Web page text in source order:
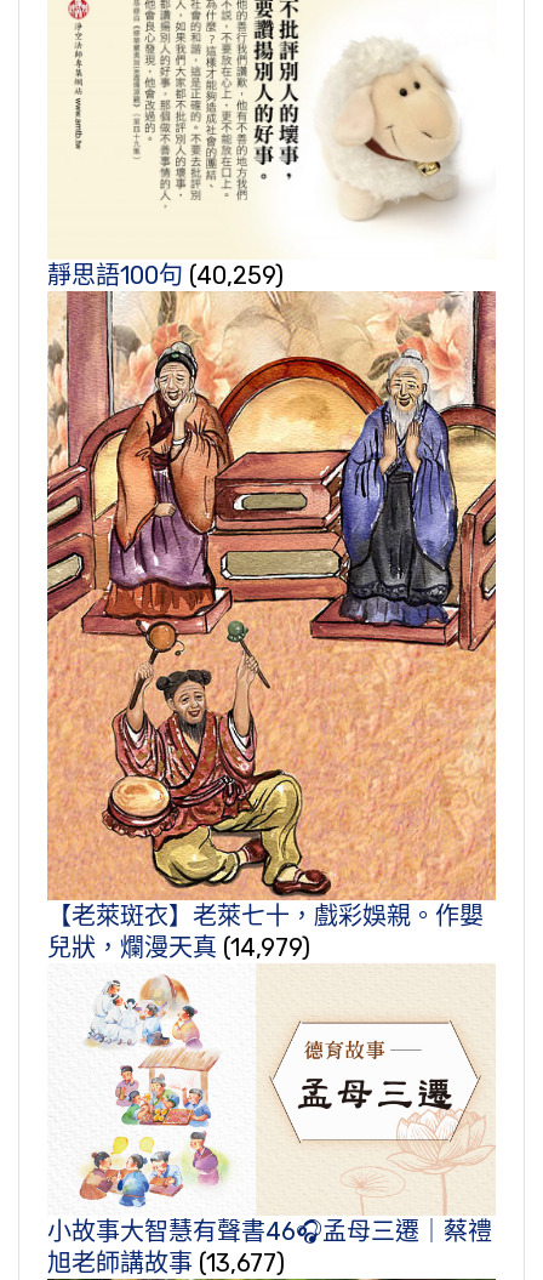
靜思語100句 (40,259)
【老萊斑衣】老萊七十，戲彩娛親。作嬰
兒狀，爛漫天真 (14,979)
小故事大智慧有聲書46🎧孟母三遷｜蔡禮
旭老師講故事 (13,677)